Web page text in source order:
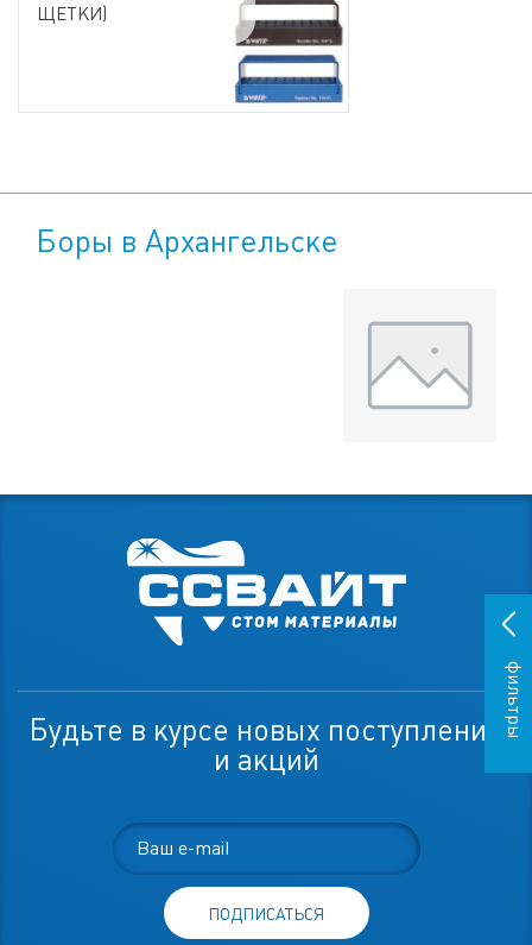
фильтры
ЩЕТКИ)
Боры в Архангельске
Будьте в курсе новых поступлений
и акций
ПОДПИСАТЬСЯ